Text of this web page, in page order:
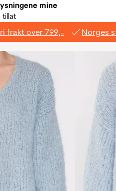
mine
tillat
frakt over 799,- Norges